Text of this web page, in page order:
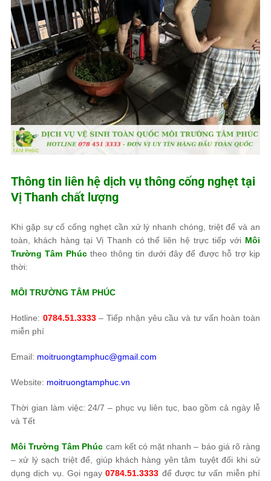
Thông tin liên hệ dịch vụ thông cống nghẹt tại
Vị Thanh chất lượng
Khi gặp sự cố cống nghẹt cần xử lý nhanh chóng, triệt để và an
toàn, khách hàng tại Vị Thanh có thể liên hệ trực tiếp với Môi
Trường Tâm Phúctheo thông tin dưới đây để được hỗ trợ kịp
thời:
MÔI TRƯỜNG TÂM PHÚC
Hotline: 0784.51.3333– Tiếp nhận yêu cầu và tư vấn hoàn toàn
miễn phí
Email: moitruongtamphuc@gmail.com
Website: moitruongtamphuc.vn
Thời gian làm việc: 24/7 – phục vụ liên tục, bao gồm cả ngày lễ
và Tết
Môi Trường Tâm Phúc cam kết có mặt nhanh – báo giá rõ ràng
– xử lý sạch triệt để, giúp khách hàng yên tâm tuyệt đối khi sử
dụng dịch vụ. Gọi ngay0784.51.3333 để được tư vấn miễn phí